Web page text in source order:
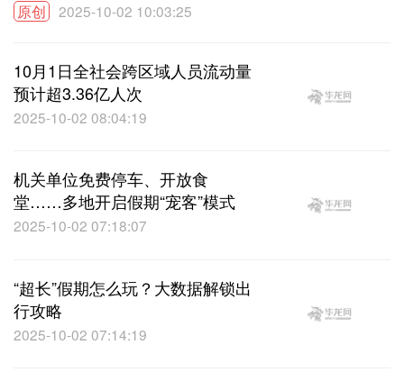
原创 2025-10-02 10:03:25
10月1日全社会跨区域人员流动量
预计超3.36亿人次
2025-10-02 08:04:19
机关单位免费停车、开放食
堂……多地开启假期“宠客”模式
2025-10-02 07:18:07
“超长”假期怎么玩？大数据解锁出
行攻略
2025-10-02 07:14:19